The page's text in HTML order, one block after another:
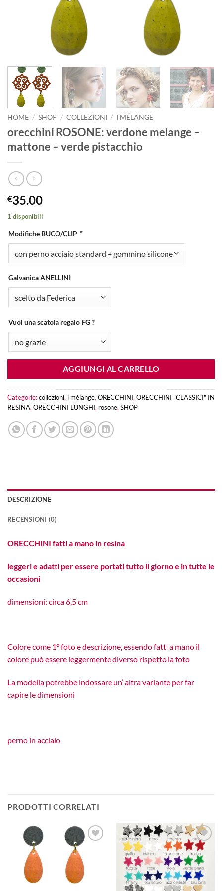
HOME / SHOP / COLLEZIONI / I MÉLANGE
orecchini ROSONE: verdone melange –
mattone – verde pistacchio
€35.00
1 disponibili
Modifiche BUCO/CLIP *
Galvanica ANELLINI
Vuoi una scatola regalo FG ?
AGGIUNGI AL CARRELLO
Categorie:collezioni, i mélange,ORECCHINI,ORECCHINI "CLASSICI" IN
RESINA,ORECCHINI LUNGHI, rosone,SHOP
DESCRIZIONE
RECENSIONI (0)
ORECCHINI fatti a mano in resina
leggeri e adatti per essere portati tutto il giorno e in tutte le
occasioni
dimensioni: circa 6,5 cm
Colore come 1° foto e descrizione, essendo fatti a mano il
colore può essere leggermente diverso rispetto la foto
La modella potrebbe indossare un’ altra variante per far
capire le dimensioni
perno in acciaio
PRODOTTI CORRELATI
Aggiungi
alla lista
desideri
Aggiungi
alla lista
dei
desideri